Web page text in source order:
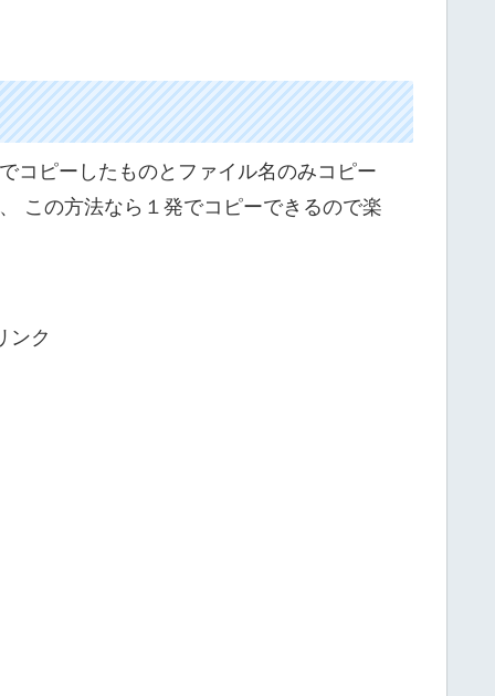
コピーしたものとファイル名のみコピー
この方法なら１発でコピーできるので楽
ンク